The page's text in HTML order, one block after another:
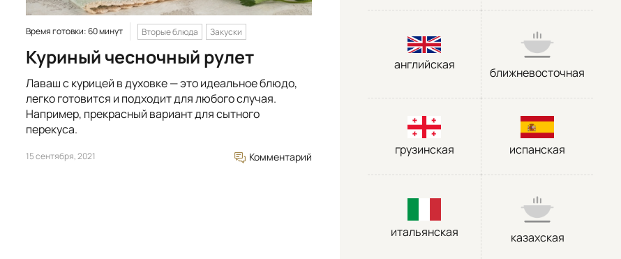
Время готовки: 60 минут Вторые блюда Закуски
Куриный чесночный рулет
Лаваш с курицей в духовке — это идеальное блюдо,
легко готовится и подходит для любого случая.
Например, прекрасный вариант для сытного
перекуса.
15 сентября, 2021 Комментарий
английская
ближневосточная
грузинская испанская
итальянская казахская